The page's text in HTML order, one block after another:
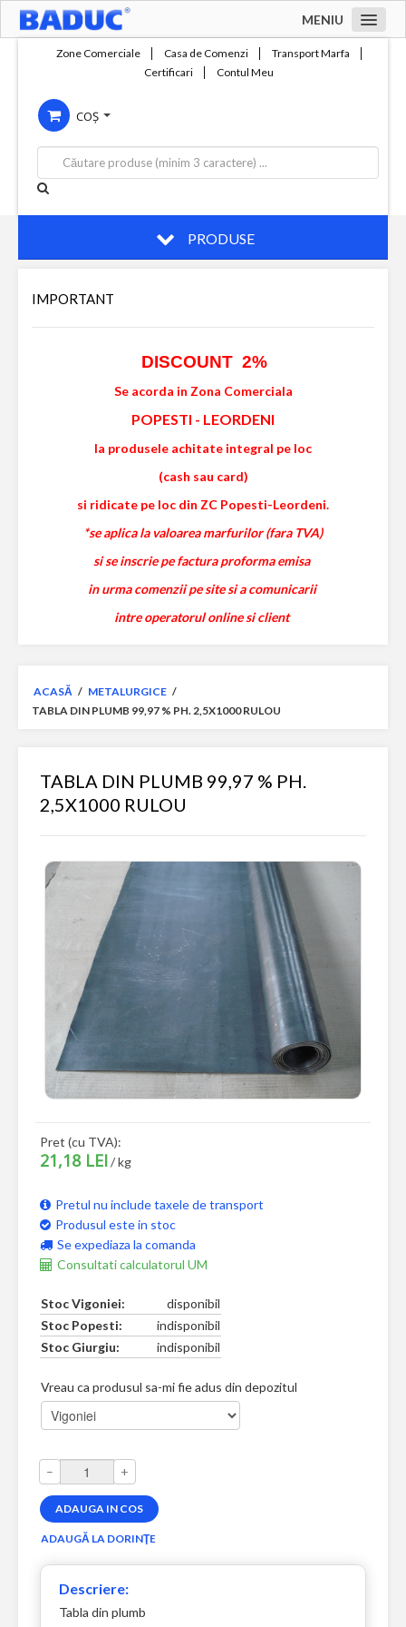
MENIU
Compania
Servicii
Productie
Contact
Zone Comerciale Casa de Comenzi
Transport Marfa
Certificari
Contul Meu
COȘ
PRODUSE
IMPORTANT
DISCOUNT 2%
Se acorda in Zona Comerciala
POPESTI - LEORDENI
la produsele achitate integral pe loc
(cash sau card)
si ridicate pe loc din ZC Popesti-Leordeni.
*se aplica la valoarea marfurilor (fara TVA)
si se inscrie pe factura proforma emisa
in urma comenzii pe site si a comunicarii
intre operatorul online si client
ACASĂ / METALURGICE /
TABLA DIN PLUMB 99,97 % PH. 2,5X1000 RULOU
TABLA DIN PLUMB 99,97 % PH.
2,5X1000 RULOU
Pret (cu TVA):
21,18 LEI/ kg
Pretul nu include taxele de transport
Produsul este in stoc
Se expediaza la comanda
Consultati calculatorul UM
Stoc Vigoniei:
disponibil
Stoc Popesti:
indisponibil
Stoc Giurgiu:
indisponibil
Vreau ca produsul sa-mi fie adus din depozitul
– +
Descriere:
Tabla din plumb